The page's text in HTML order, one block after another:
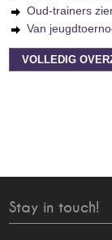
Oud-trainers
Van
VOLLEDIG
Stay in touch!